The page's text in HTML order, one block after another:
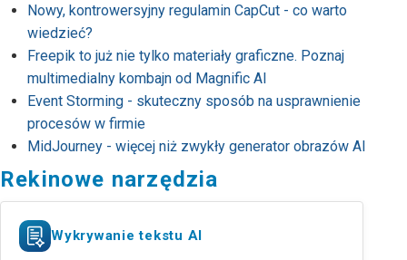
Nowy, kontrowersyjny regulamin CapCut - co warto
wiedzieć?
Freepik to już nie tylko materiały graficzne. Poznaj
multimedialny kombajn od Magnific AI
Event Storming - skuteczny sposób na usprawnienie
procesów w firmie
MidJourney - więcej niż zwykły generator obrazów AI
Rekinowe narzędzia
Wykrywanie tekstu AI